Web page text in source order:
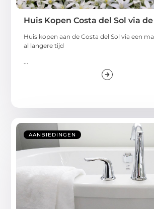
Huis Kopen Costa del Sol via
Huis kopen aan de Costa del Sol via een
al langere tijd
AANBIEDINGEN